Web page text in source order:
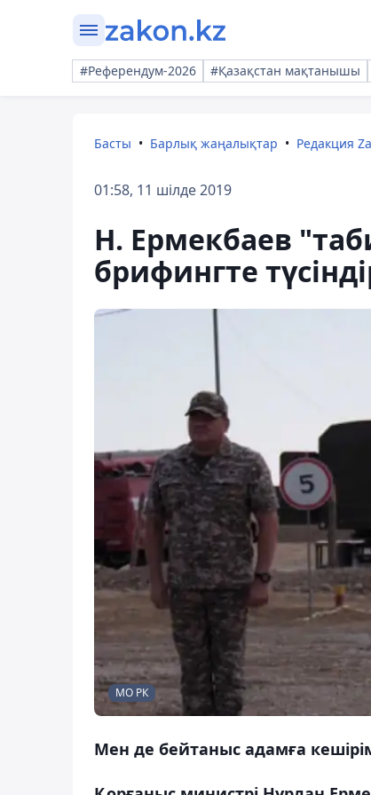
#Референдум-2026 #Қазақстан мақтанышы
Басты Барлық жаңалықтар Редакция
01:58, 11 шілде 2019
Н. Ермекбаев
брифингте
МО РК
Мен де бейтаныс адамға